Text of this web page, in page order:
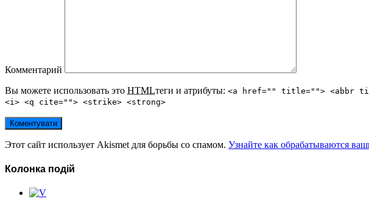
Комментарий
Вы можете использовать это HTMLтеги и атрибуты: <a href="" title=""> <abbr
<i> <q cite=""> <strike> <strong>
Этот сайт использует Akismet для борьбы со спамом. Узнайте как обрабатываются
Колонка подій